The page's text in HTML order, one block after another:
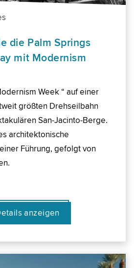
die Palm Springs
mit Modernism
Week “ auf einer
größten Drehseilbahn
San-Jacinto-Berge.
architektonische
Führung, gefolgt von
anzeigen